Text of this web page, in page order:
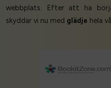
webbplats. Efter att ha
skyddar vi nu med glädje hela